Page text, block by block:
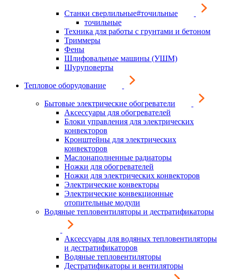
Станки сверлильные#точильные
точильные
Техника для работы с грунтами и бетоном
Триммеры
Фены
Шлифовальные машины (УШМ)
Шуруповерты
Тепловое оборудование
Бытовые электрические обогреватели
Аксессуары для обогревателей
Блоки управления для электрических
конвекторов
Кронштейны для электрических
конвекторов
Маслонаполненные радиаторы
Ножки для обогревателей
Ножки для электрических конвекторов
Электрические конвекторы
Электрические конвекционные
отопительные модули
Водяные тепловентиляторы и дестратификаторы
Аксессуары для водяных тепловентиляторы
и дестратификаторов
Водяные тепловентиляторы
Дестратификаторы и вентиляторы